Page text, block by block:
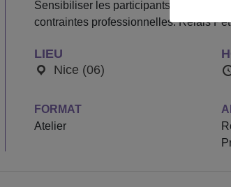
Sensibiliser les participants aux
contraintes professionnelles. Relais
LIEU
Nice (06)
FORMAT
Atelier